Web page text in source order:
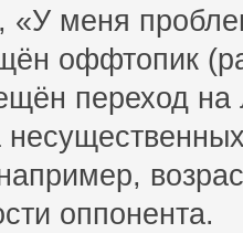
«У меня
оффтопик
переход на
оппонента.